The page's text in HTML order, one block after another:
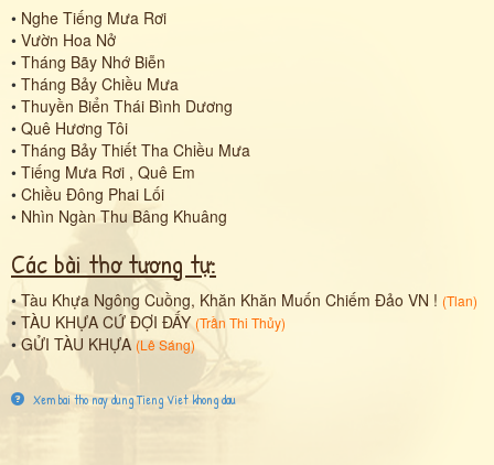
• Nghe Tiếng Mưa Rơi
• Vườn Hoa Nở
• Tháng Bãy Nhớ Biễn
• Tháng Bảy Chiều Mưa
• Thuyền Biển Thái Bình Dương
• Quê Hương Tôi
• Tháng Bảy Thiết Tha Chiều Mưa
• Tiếng Mưa Rơi , Quê Em
• Chiều Đông Phai Lối
• Nhìn Ngàn Thu Bâng Khuâng
Các bài thơ tương tự:
•Tàu Khựa Ngông Cuồng, Khăn Khăn Muốn Chiếm Đảo VN ! (Tlan)
• TÀU KHỰA CỨ ĐỢI ĐẤY (Trần Thi Thủy)
•GỬI TÀU KHỰA (Lê Sáng)
Xem bai tho nay dung Tieng Viet khong dau